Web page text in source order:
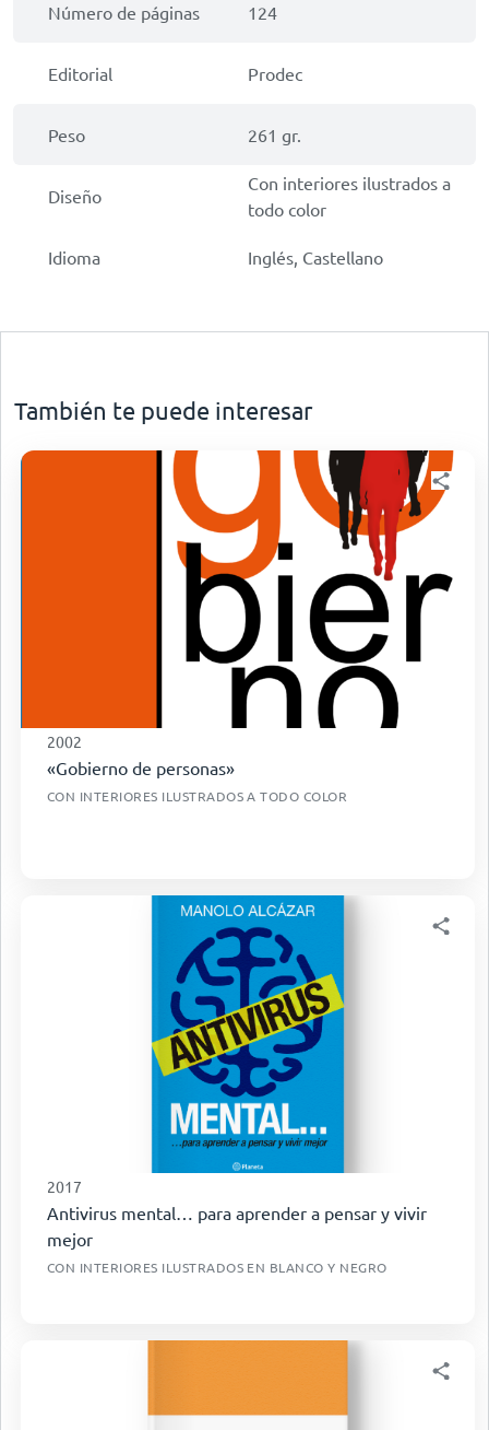
Número de páginas 124
Editorial Prodec
Peso 261 gr.
Diseño
Con interiores ilustrados a
todo color
Idioma Inglés, Castellano
También te puede interesar
2002
«Gobierno de personas»
CON INTERIORES ILUSTRADOS A TODO COLOR
2017
Antivirus mental… para aprender a pensar y vivir
mejor
CON INTERIORES ILUSTRADOS EN BLANCO Y NEGRO